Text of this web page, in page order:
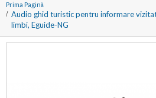
Prima Pagină
Audio ghid turistic pentru informare
limbi, Eguide-NG